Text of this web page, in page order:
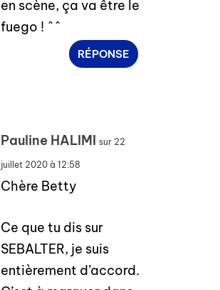
en scène, ça va être le
fuego ! ^^
RÉPONSE
Pauline HALIMI sur 22
juillet 2020 à 12:58
Chère Betty
Ce que tu dis sur
SEBALTER, je suis
entièrement d’accord.